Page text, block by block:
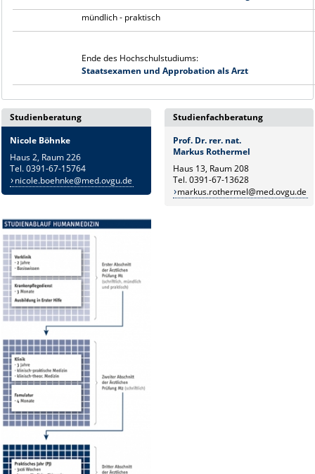
mündlich - praktisch
Ende des Hochschulstudiums:
Staatsexamen und Approbation als Arzt
Studienberatung
Nicole Böhnke
Haus 2, Raum 226
Tel. 0391-67-15764
nicole.boehnke@med.ovgu.de
Studienfachberatung
Prof. Dr. rer. nat.
Markus Rothermel
Haus 13, Raum 208
Tel. 0391-67-13628
markus.rothermel@med.ovgu.de